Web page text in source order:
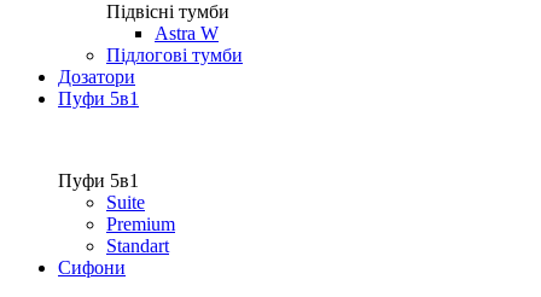
Підвісні тумби
Astra W
Підлогові тумби
Дозатори
Пуфи 5в1
Пуфи 5в1
Suite
Premium
Standart
Сифони